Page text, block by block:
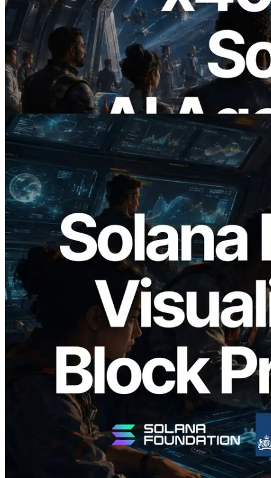
2026.07.04
ERPC Meluncurkan Solana RPC
Berbasis x402 — Era AI Agent
Membayar API yang Dibutuhkan Secara
On Demand
Baca artikel ini
2026.05.24
Validators Solutions Meluncurkan Solana
Block Analyzer — Memvisualisasikan
Waktu Produksi Blok per Slot dan
Validator yang Ditugaskan